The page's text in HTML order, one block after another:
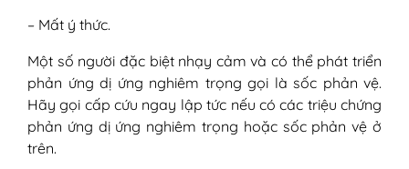
– Mất ý thức.
Một số người đặc biệt nhạy cảm và có thể phát triển
phản ứng dị ứng nghiêm trọng gọi là sốc phản vệ.
Hãy gọi cấp cứu ngay lập tức nếu có các triệu chứng
phản ứng dị ứng nghiêm trọng hoặc sốc phản vệ ở
trên.